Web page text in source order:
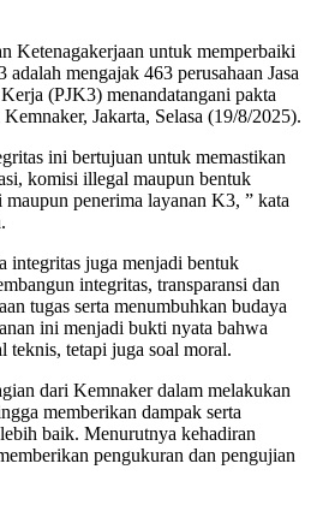
Ketenagakerjaan untuk memperbaiki
mengajak 463 perusahaan Jasa
(PJK3) menandatangani pakta
Jakarta, Selasa (19/8/2025).
ini bertujuan untuk memastikan
komisi illegal maupun bentuk
penerima layanan K3, ” kata
integritas juga menjadi bentuk
integritas, transparansi dan
tugas serta menumbuhkan budaya
ini menjadi bukti nyata bahwa
teknis, tetapi juga soal moral.
dari Kemnaker dalam melakukan
memberikan dampak serta
baik. Menurutnya kehadiran
pengukuran dan pengujian